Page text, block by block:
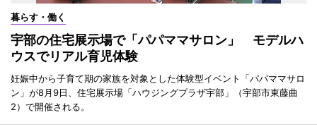
暮らす・働く
宇部の住宅展示場で「パパママサロン」 モデルハ
ウスでリアル育児体験
妊娠中から子育て期の家族を対象とした体験型イベント「パパママサロ
ン」が8月9日、住宅展示場「ハウジングプラザ宇部」（宇部市東藤曲
2）で開催される。